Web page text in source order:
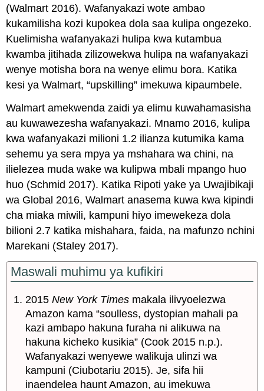
(Walmart 2016). Wafanyakazi wote ambao
kukamilisha kozi kupokea dola saa kulipa ongezeko.
Kuelimisha wafanyakazi hulipa kwa kutambua
kwamba jitihada zilizowekwa hulipa na wafanyakazi
wenye motisha bora na wenye elimu bora. Katika
kesi ya Walmart, “upskilling” imekuwa kipaumbele.
Walmart amekwenda zaidi ya elimu kuwahamasisha
au kuwawezesha wafanyakazi. Mnamo 2016, kulipa
kwa wafanyakazi milioni 1.2 ilianza kutumika kama
sehemu ya sera mpya ya mshahara wa chini, na
ilielezea muda wake wa kulipwa mbali mpango huo
huo (Schmid 2017). Katika Ripoti yake ya Uwajibikaji
wa Global 2016, Walmart anasema kuwa kwa kipindi
cha miaka miwili, kampuni hiyo imewekeza dola
bilioni 2.7 katika mishahara, faida, na mafunzo nchini
Marekani (Staley 2017).
Maswali muhimu ya kufikiri
2015New York Times makala ilivyoelezwa
Amazon kama “soulless, dystopian mahali pa
kazi ambapo hakuna furaha ni alikuwa na
hakuna kicheko kusikia” (Cook 2015 n.p.).
Wafanyakazi wenyewe walikuja ulinzi wa
kampuni (Ciubotariu 2015). Je, sifa hii
inaendelea haunt Amazon, au imekuwa